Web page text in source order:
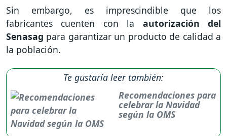
Sin embargo, es imprescindible que los
fabricantes cuenten con la autorización del
Senasag para garantizar un producto de calidad a
la población.
Te gustaría leer también:
Recomendaciones para
celebrar la Navidad
según la OMS